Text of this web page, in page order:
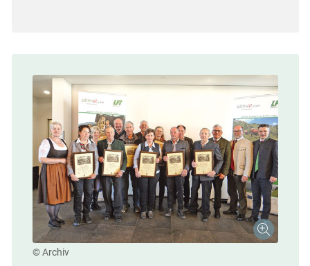
© Archiv